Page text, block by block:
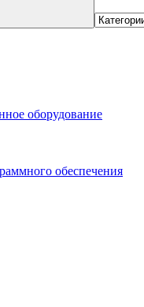
оборудование
обеспечения